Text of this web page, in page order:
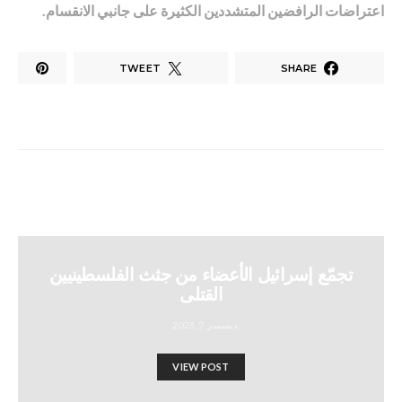
اعتراضات الرافضين المتشددين الكثيرة على جانبي الانقسام.
SHARE
TWEET
تجمّع إسرائيل الأعضاء من جثث الفلسطينيين
القتلى
VIEW POST